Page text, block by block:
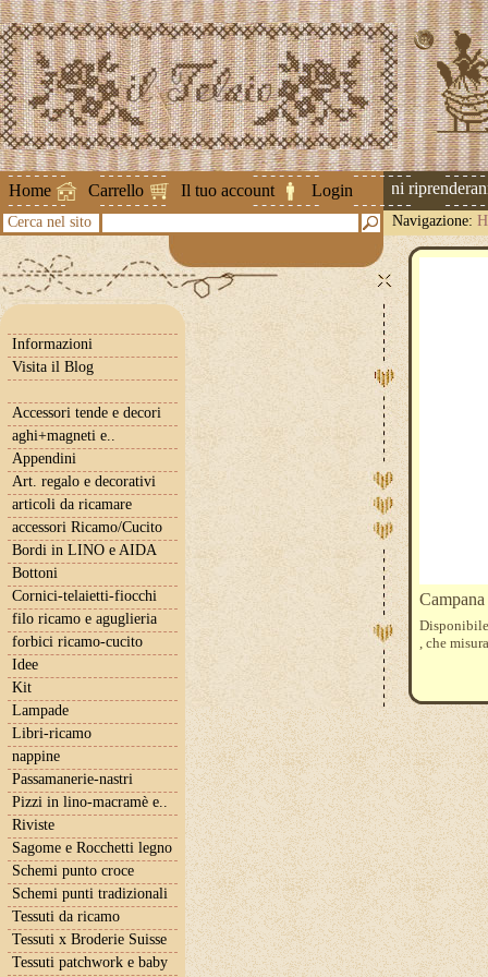
Home Carrello Il tuo account Login
Attenzione ! Le spedizioni
Cerca nel sito Navigazione:
Informazioni
Visita il Blog
Accessori tende e decori
aghi+magneti e..
Appendini
Art. regalo e decorativi
articoli da ricamare
accessori Ricamo/Cucito
Bordi in LINO e AIDA
Bottoni
Cornici-telaietti-fiocchi
filo ricamo e aguglieria
forbici ricamo-cucito
Idee
Kit
Lampade
Libri-ricamo
nappine
Passamanerie-nastri
Pizzi in lino-macramè e..
Riviste
Sagome e Rocchetti legno
Schemi punto croce
Schemi punti tradizionali
Tessuti da ricamo
Tessuti x Broderie Suisse
Tessuti patchwork e baby
, che